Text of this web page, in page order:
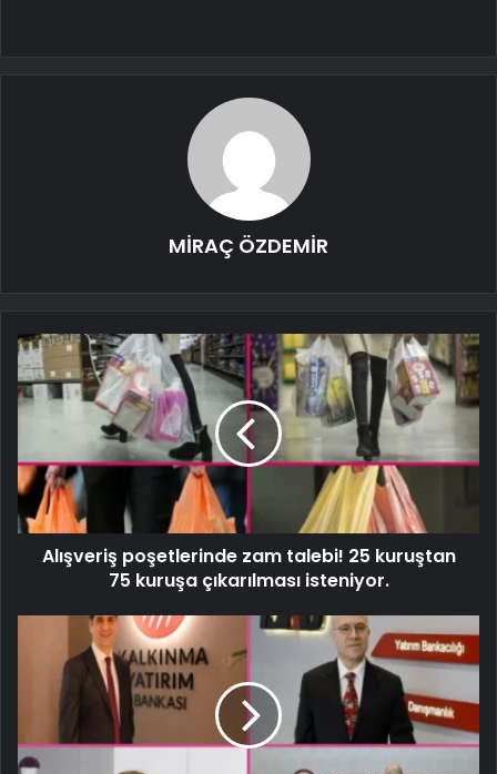
MİRAÇ ÖZDEMİR
Alışveriş poşetlerinde zam talebi! 25 kuruştan
75 kuruşa çıkarılması isteniyor.